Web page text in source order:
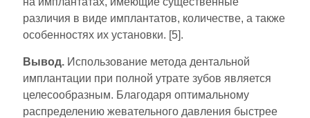
различия в виде имплантатов, количестве, а также
особенностях их установки. [5].
Вывод. Использование метода дентальной
имплантации при полной утрате зубов является
целесообразным. Благодаря оптимальному
распределению жевательного давления быстрее